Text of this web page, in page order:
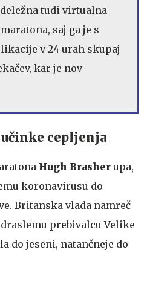
tudi virtualna
saj ga je s
v 24 urah skupaj
kar je nov
cepljenja
Hugh Brasher upa,
koronavirusu do
Britanska vlada namreč
prebivalcu Velike
do jeseni, natančneje do